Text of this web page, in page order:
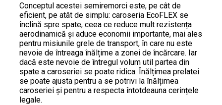
Conceptul acestei semiremorci este, pe cât de
eficient, pe atât de simplu: caroseria EcoFLEX se
înclină spre spate, ceea ce reduce mult rezistența
aerodinamică și aduce economii importante, mai ales
pentru misiunile grele de transport, în care nu este
nevoie de întreaga înălțime a zonei de încărcare. Iar
dacă este nevoie de întregul volum util partea din
spate a caroseriei se poate ridica. Înălțimea prelatei
se poate ajusta pentru a se potrivi la înălțimea
caroseriei și pentru a respecta întotdeauna cerințele
legale.